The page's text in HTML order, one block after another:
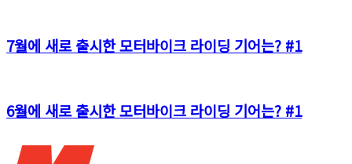
7월에 새로 출시한 모터바이크 라이딩 기어는? #1
6월에 새로 출시한 모터바이크 라이딩 기어는? #1